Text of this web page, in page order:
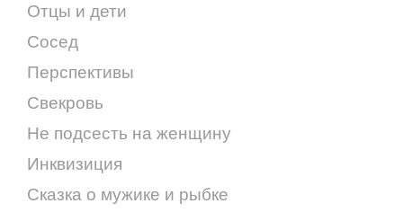
Отцы и дети
Сосед
Перспективы
Свекровь
Не подсесть на женщину
Инквизиция
Сказка о мужике и рыбке